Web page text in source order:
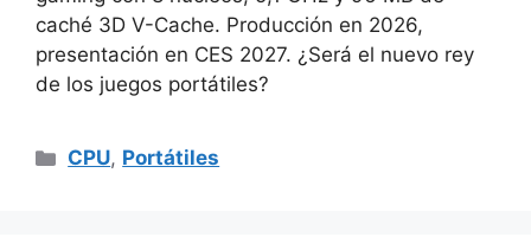
caché 3D V-Cache. Producción en 2026,
presentación en CES 2027. ¿Será el nuevo rey
de los juegos portátiles?
Categorías
CPU, Portátiles